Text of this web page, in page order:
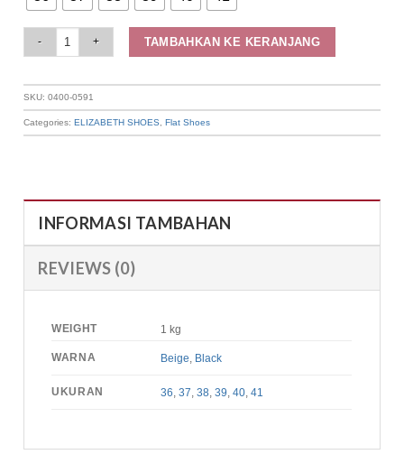
TAMBAHKAN KE KERANJANG
SKU:0400-0591
Categories:ELIZABETH SHOES ,Flat Shoes
INFORMASI TAMBAHAN
REVIEWS (0)
WEIGHT 1 kg
WARNA Beige Black
UKURAN 36 ,37 ,38 ,39 ,40 ,41